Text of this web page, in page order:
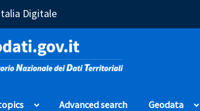
Digitale(Opens in a new window)
Advanced search Geodata